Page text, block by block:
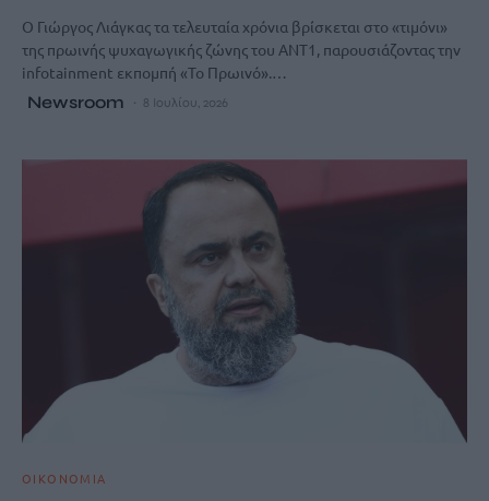
Ο Γιώργος Λιάγκας τα τελευταία χρόνια βρίσκεται στο «τιμόνι»
της πρωινής ψυχαγωγικής ζώνης του ΑΝΤ1, παρουσιάζοντας την
infotainment εκπομπή «Το Πρωινό».…
Newsroom 8 Ιουλίου, 2026
ΟΙΚΟΝΟΜΙΑ